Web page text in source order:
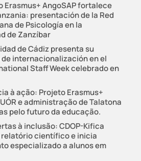
Erasmus+ AngoSAP fortalece
presentación de la Red
de Psicología en la
de Zanzíbar
de Cádiz presenta su
internacionalización en el
Staff Week celebrado en
à ação: Projeto Erasmus+
e administração de Talatona
pelo futuro da educação.
à inclusão: CDOP-Kifica
científico e inicia
especializado a alunos em